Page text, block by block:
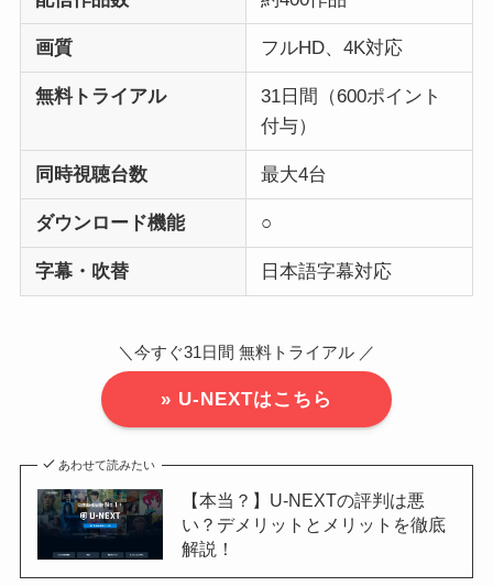
画質 フルHD、4K対応
無料トライアル
31日間（600ポイント
付与）
同時視聴台数 最大4台
ダウンロード機能 ○
字幕・吹替 日本語字幕対応
＼今すぐ31日間 無料トライアル ／
» U-NEXTはこちら
あわせて読みたい
【本当？】U-NEXTの評判は悪
い？デメリットとメリットを徹底
解説！